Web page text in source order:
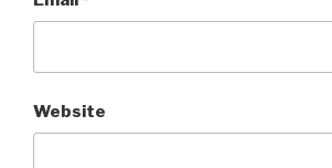
Website